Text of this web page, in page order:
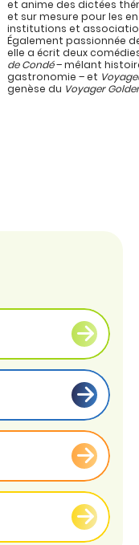
et anime des dictées
et sur mesure pour les
institutions et
Également passionnée
elle a écrit deux
de Condé– mêlant
gastronomie – et
genèse du Voyager